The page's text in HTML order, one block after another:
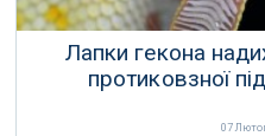
Лапки гекона
протиковзної
07